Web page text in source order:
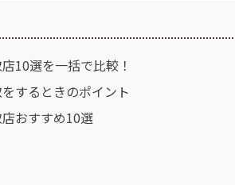
10選を一括で比較！
するときのポイント
おすすめ10選